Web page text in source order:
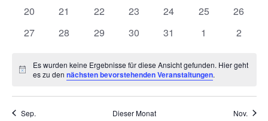
0
20
0
21
0
22
0
23
0
24
0
25
0
26
0
27
0
28
0
29
0
30
0
31
0
1
0
2
Hinweis
Es wurden keine Ergebnisse für diese Ansicht gefunden. Hier geht
es zu dennächsten bevorstehenden Veranstaltungen.
Sep. Dieser Monat Nov.